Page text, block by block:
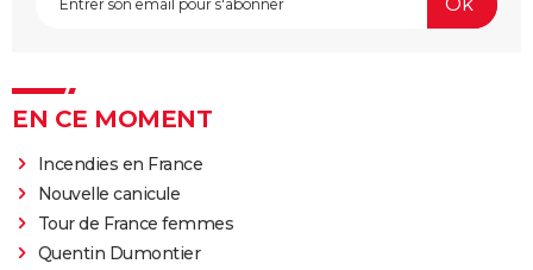
EN CE MOMENT
Incendies en France
Nouvelle canicule
Tour de France femmes
Quentin Dumontier